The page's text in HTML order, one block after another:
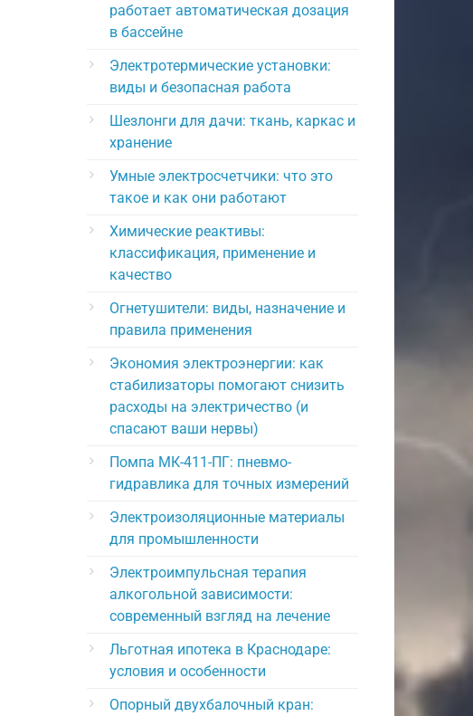
работает автоматическая дозация
в бассейне
Электротермические установки:
виды и безопасная работа
Шезлонги для дачи: ткань, каркас и
хранение
Умные электросчетчики: что это
такое и как они работают
Химические реактивы:
классификация, применение и
качество
Огнетушители: виды, назначение и
правила применения
Экономия электроэнергии: как
стабилизаторы помогают снизить
расходы на электричество (и
спасают ваши нервы)
Помпа МК-411-ПГ: пневмо-
гидравлика для точных измерений
Электроизоляционные материалы
для промышленности
Электроимпульсная терапия
алкогольной зависимости:
современный взгляд на лечение
Льготная ипотека в Краснодаре:
условия и особенности
Опорный двухбалочный кран: